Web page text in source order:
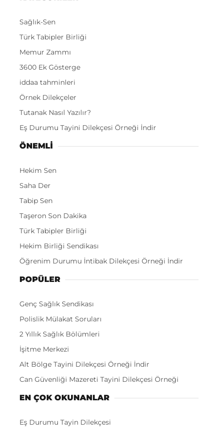
Sağlık-Sen
Türk Tabipler Birliği
Memur Zammı
3600 Ek Gösterge
iddaa tahminleri
Örnek Dilekçeler
Tutanak Nasıl Yazılır?
Eş Durumu Tayini Dilekçesi Örneği İndir
ÖNEMLI
Hekim Sen
Saha Der
Tabip Sen
Taşeron Son Dakika
Türk Tabipler Birliği
Hekim Birliği Sendikası
Öğrenim Durumu İntibak Dilekçesi Örneği İndir
POPÜLER
Genç Sağlık Sendikası
Polislik Mülakat Soruları
2 Yıllık Sağlık Bölümleri
İşitme Merkezi
Alt Bölge Tayini Dilekçesi Örneği İndir
Can Güvenliği Mazereti Tayini Dilekçesi Örneği
EN ÇOK OKUNANLAR
Eş Durumu Tayin Dilekçesi